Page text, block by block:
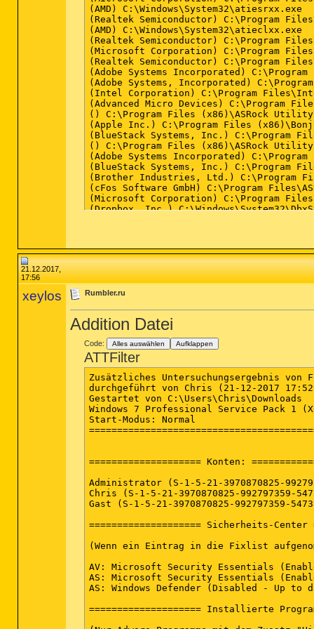
21.12.2017,
17:56
xeylos Rumbler.ru
Addition Datei
Code: Alles auswählen Aufklappen
ATTFilter
Zusätzliches Untersuchungsergebnis von Farbar Recovery Scan Tool (x64) Version: 17-12-2017
durchgeführt von Chris (21-12-2017 17:52:18)
Gestartet von C:\Users\Chris\Downloads
Windows 7 Professional Service Pack 1 (X64) (2014-10-24 20:19:24)
Start-Modus: Normal
==========================================================


==================== Konten: =============================

Administrator (S-1-5-21-3970870825-992797359-547389470-500 - Administrator - Disabled)
Chris (S-1-5-21-3970870825-992797359-547389470-1000 - Administrator - Enabled) => C:\Users\Chris
Gast (S-1-5-21-3970870825-992797359-547389470-501 - Limited - Enabled)

==================== Sicherheits-Center ========================

(Wenn ein Eintrag in die Fixlist aufgenommen wird, wird er entfernt.)

AV: Microsoft Security Essentials (Enabled - Up to date) {71A27EC9-3DA6-45FC-60A7-004F623C6189}
AS: Microsoft Security Essentials (Enabled - Up to date) {CAC39F2D-1B9C-4A72-5A17-3B3D19BB2B34}
AS: Windows Defender (Disabled - Up to date) {D68DDC3A-831F-4fae-9E44-DA132C1ACF46}

==================== Installierte Programme ======================

(Nur Adware-Programme mit dem Zusatz "Hidden" können in die Fixlist aufgenommen werden, um sie sichtbar zu machen. Die Adware-Programme sollten manuell deinstalliert werden.)

3DMark (HKLM\...\{A4F25B0E-C0F2-4CA6-A481-AC123A0B4D85}) (Version: 1.5.915.0 - Futuremark) Hidden
3DMark (HKLM-x32\...\{12d6e0d7-21d5-4755-9da2-70352c6f7558}) (Version: 1.5.915.0 - Futuremark)
7-Zip 9.20 (HKLM-x32\...\7-Zip) (Version:  - )
ACP Application (HKLM\...\{6BD46891-C9D6-AD70-C500-3018D399E9CD}) (Version: 2017.1102.1434.20 - Advanced Micro Devices, Inc.) Hidden
Acrobat.com (HKLM-x32\...\{77DCDCE3-2DED-62F3-8154-05E745472D07}) (Version: 0.0.0 - Adobe Systems Incorporated) Hidden
Acrobat.com (HKLM-x32\...\com.adobe.mauby.4875E02D9FB21EE389F73B8D1702B320485DF8CE.1) (Version: 1.1.377 - Adobe Systems Incorporated)
Adobe Acrobat Reader DC - Deutsch (HKLM-x32\...\{AC76BA86-7AD7-1031-7B44-AC0F074E4100}) (Version: 18.009.20050 - Adobe Systems Incorporated)
Adobe AIR (HKLM-x32\...\Adobe AIR) (Version: 27.0.0.124 - Adobe Systems Incorporated)
Adobe Creative Cloud (HKLM-x32\...\Adobe Creative Cloud) (Version: 3.9.5.353 - Adobe Systems Incorporated)
Adobe Flash Player 28 NPAPI (HKLM-x32\...\Adobe Flash Player NPAPI) (Version: 28.0.0.126 - Adobe Systems Incorporated)
Adobe Illustrator CC 2017 (HKLM-x32\...\ILST_21_0_0) (Version: 21.0.0 - Adobe Systems Incorporated)
aioscnnr (HKLM-x32\...\{EF53BFAB-4C10-40DB-A82D-9B07111715C6}) (Version: 7.6.13.10 - Your Company Name) Hidden
Amazon Music (HKU\S-1-5-21-3970870825-992797359-547389470-1000\...\Amazon Amazon Music) (Version: 6.1.5.1213 - Amazon Services LLC)
AMD Software (HKLM\...\AMD Catalyst Install Manager) (Version: 17.11.1 - Advanced Micro Devices, Inc.)
APP Shop v1.0.31 (HKLM-x32\...\{90242E9B-BC60-46E3-8EE7-8E953F702280}_is1) (Version: 1.0.31 - ASRock Inc.)
Apple Software Update (HKLM-x32\...\{6956856F-B6B3-4BE0-BA0B-8F495BE32033}) (Version: 2.1.1.116 - Apple Inc.)
Application Profiles (HKLM-x32\...\{51BB3435-5A70-FAB4-2AAB-DFB9B1B209F5}) (Version: 1.00.0000 - Advanced Micro Devices, Inc.)
ASRock App Charger v1.0.6 (HKLM\...\ASRock App Charger_is1) (Version: 1.0.6 - ASRock Inc.)
ASRock SmartConnect v1.0.7 (HKLM\...\ASRock SmartConnect_is1) (Version: 1.0.7 - ASRock Inc.)
ASRock XFast RAM v3.0.3 (HKLM\...\ASRock XFast RAM_is1) (Version:  - ASRock Inc.)
A-Tuning v2.0.271 (HKLM-x32\...\A-Tuning_is1) (Version: 2.0.271 - ASRock Inc.)
BAB STARTER (HKLM-x32\...\{41911A02-50BF-40C8-A0E4-90AD20B164F9}) (Version: 1.0.15 - BAB TECHNOLOGIE GmbH)
Battle.net (HKLM-x32\...\Battle.net) (Version:  - Blizzard Entertainment)
Berker TS RTR Plugin 0.0.1.0 (HKLM-x32\...\{E11AC1A7-2F59-4911-90ED-E0B55D2101D6}) (Version: 0.0.1.0 - Berker GmbH & Co. KG)
BlueStacks App Player (HKLM-x32\...\{AF0D9073-1AE0-4C21-AA70-41294AEFBDFD}) (Version: 2.0.8.5638 - BlueStack Systems, Inc.)
Bonjour (HKLM\...\{B91110FB-33B4-468B-90C2-4D5E8AE3FAE1}) (Version: 2.0.2.0 - Apple Inc.)
Bonjour-Druckdienste (HKLM\...\{0DA20600-6130-443B-9D4B-F30520315FA6}) (Version: 2.0.2.0 - Apple Inc.)
Brother MFL-Pro Suite MFC-J5620DW (HKLM-x32\...\{7FC49664-DAA4-4E7C-ADD0-614ABB43691B}) (Version: 1.0.5.0 - Brother Industries, Ltd.)
C4USelfUpdater